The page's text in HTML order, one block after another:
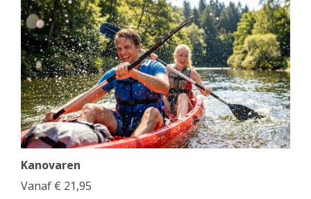
Kanovaren
Vanaf € 21,95